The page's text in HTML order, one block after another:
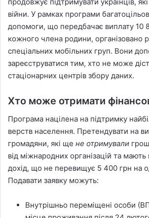
війни. У рамках програми
допомоги, що передбачає виплату 10
кожного члена родини, організовано
спеціальних мобільних груп. Вони
зареєструватися тим, хто не може
стаціонарних центрів збору даних.
Хто може отримати
Програма націлена на підтримку
верств населення. Претендувати на
громадяни, які ще не отримували
від міжнародних організацій та
дохід, що не перевищує 5 400 грн на
Подавати заявку можуть:
Внутрішньо переміщені особи